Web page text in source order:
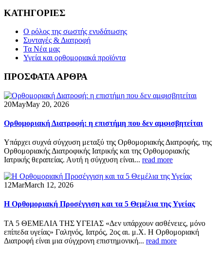
ΚΑΤΗΓΟΡΙΕΣ
Ο ρόλος της σωστής ενυδάτωσης
Συνταγές & Διατροφή
Τα Νέα μας
Υγεία και ορθομοριακά προϊόντα
ΠΡΟΣΦΑΤΑ ΑΡΘΡΑ
20MayMay 20, 2026
Ορθομοριακή Διατροφή: η επιστήμη που δεν αμφισβητείται
Υπάρχει συχνά σύγχυση μεταξύ της Ορθομοριακής Διατροφής, της
Ορθομοριακής Διατροφικής Ιατρικής και της Ορθομοριακής
Ιατρικής θεραπείας. Αυτή η σύγχυση είναι... read more
12MarMarch 12, 2026
Η Ορθομοριακή Προσέγγιση και τα 5 Θεμέλια της Υγείας
ΤΑ 5 ΘΕΜΕΛΙΑ ΤΗΣ ΥΓΕΙΑΣ «Δεν υπάρχουν ασθένειες, μόνο
επίπεδα υγείας» Γαληνός, Ιατρός, 2ος αι. μ.Χ. Η Ορθομοριακή
Διατροφή είναι μια σύγχρονη επιστημονική... read more